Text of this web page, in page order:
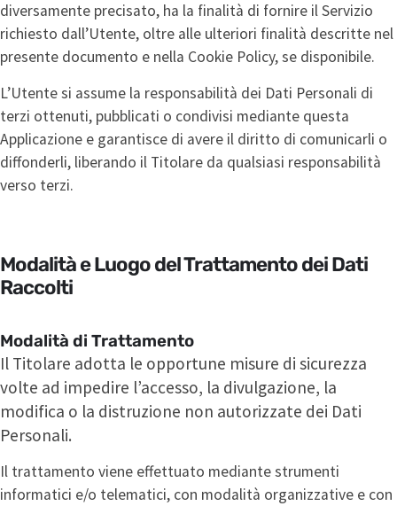
diversamente precisato, ha la finalità di fornire il Servizio
richiesto dall’Utente, oltre alle ulteriori finalità descritte nel
presente documento e nella Cookie Policy, se disponibile.
L’Utente si assume la responsabilità dei Dati Personali di
terzi ottenuti, pubblicati o condivisi mediante questa
Applicazione e garantisce di avere il diritto di comunicarli o
diffonderli, liberando il Titolare da qualsiasi responsabilità
verso terzi.
Modalità e Luogo del Trattamento dei Dati
Raccolti
Modalità di Trattamento
Il Titolare adotta le opportune misure di sicurezza
volte ad impedire l’accesso, la divulgazione, la
modifica o la distruzione non autorizzate dei Dati
Personali.
Il trattamento viene effettuato mediante strumenti
informatici e/o telematici, con modalità organizzative e con